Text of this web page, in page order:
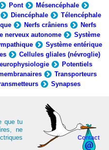
Pont
Mésencéphale
Diencéphale
Télencéphale
Nerfs crâniens
Nerfs
nerveux autonome
Système
Système entérique
Cellules gliales (névroglie)
Potentiels
Transporteurs
Synapses
Contact
que tu
ne